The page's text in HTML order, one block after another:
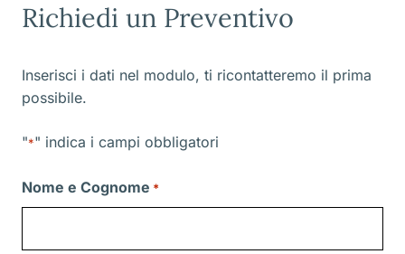
Richiedi un Preventivo
Inserisci i dati nel modulo, ti ricontatteremo il prima
possibile.
"*" indica i campi obbligatori
Nome e Cognome *